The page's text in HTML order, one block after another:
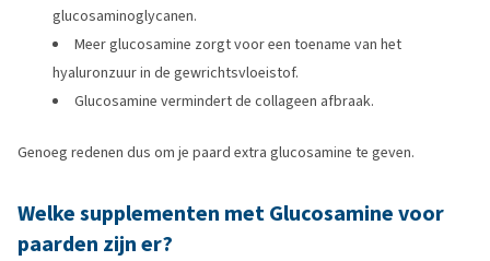
glucosaminoglycanen.
Meer glucosamine zorgt voor een toename van het
hyaluronzuur in de gewrichtsvloeistof.
Glucosamine vermindert de collageen afbraak.
Genoeg redenen dus om je paard extra glucosamine te geven.
Welke supplementen met Glucosamine voor
paarden zijn er?